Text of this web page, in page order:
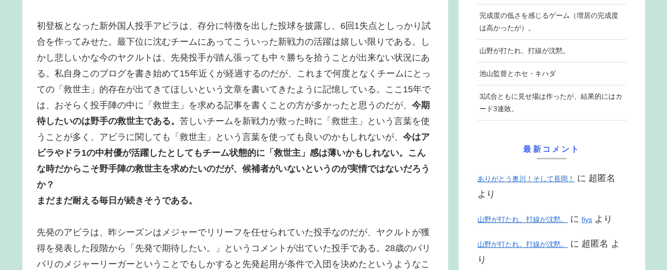
初登板となった新外国人投手アビラは、存分に特徴を出した投球を披露し、6回1失点としっかり試
合を作ってみせた。最下位に沈むチームにあってこういった新戦力の活躍は嬉しい限りである。し
かし悲しいかな今のヤクルトは、先発投手が踏ん張っても中々勝ちを拾うことが出来ない状況にあ
る。私自身このブログを書き始めて15年近くが経過するのだが、これまで何度となくチームにとっ
ての「救世主」的存在が出てきてほしいという文章を書いてきたように記憶している。ここ15年で
は、おそらく投手陣の中に「救世主」を求める記事を書くことの方が多かったと思うのだが、 今期
待したいのは野手の救世主である。 苦しいチームを新戦力が救った時に「救世主」という言葉を使
うことが多く、アビラに関しても「救世主」という言葉を使っても良いのかもしれないが、 今はア
ビラやドラ1の中村優が活躍したとしてもチーム状態的に「救世主」感は薄いかもしれない。こん
な時だからこそ野手陣の救世主を求めたいのだが、候補者がいないというのが実情ではないだろう
か？
まだまだ耐える毎日が続きそうである。
先発のアビラは、昨シーズンはメジャーでリリーフを任せられていた投手なのだが、ヤクルトが獲
得を発表した段階から「先発で期待したい。」というコメントが出ていた投手である。28歳のバリ
バリのメジャーリーガーということでもしかすると先発起用が条件で入団を決めたというようなこ
完成度の低さを感じるゲーム（増居の完成度
は高かったが）。
山野が打たれ、打線が沈黙。
池山監督とホセ・キハダ
3試合ともに見せ場は作ったが、結果的にはカ
ード3連敗。
最新コメント
ありがとう奥川！そして長岡！ に 超匿名
より
山野が打たれ、打線が沈黙。 に fiys より
山野が打たれ、打線が沈黙。 に 超匿名 よ
り